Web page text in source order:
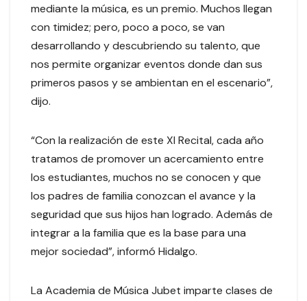
mediante la música, es un premio. Muchos llegan
con timidez; pero, poco a poco, se van
desarrollando y descubriendo su talento, que
nos permite organizar eventos donde dan sus
primeros pasos y se ambientan en el escenario”,
dijo.
“Con la realización de este XI Recital, cada año
tratamos de promover un acercamiento entre
los estudiantes, muchos no se conocen y que
los padres de familia conozcan el avance y la
seguridad que sus hijos han logrado. Además de
integrar a la familia que es la base para una
mejor sociedad”, informó Hidalgo.
La Academia de Música Jubet imparte clases de